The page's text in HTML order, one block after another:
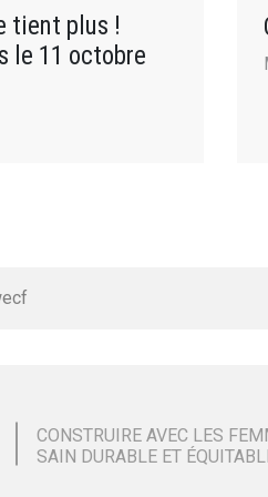
tient plus !
le 11 octobre
CONSTRUIRE AVEC LES
SAIN DURABLE ET